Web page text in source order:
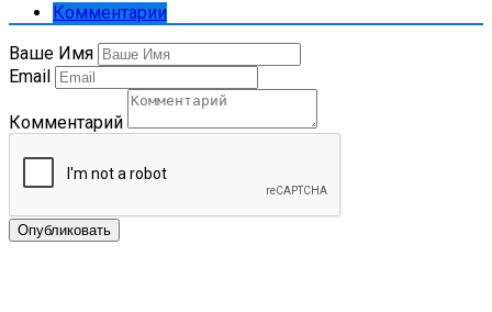
Комментарии
Ваше Имя
Email
Комментарий
Опубликовать